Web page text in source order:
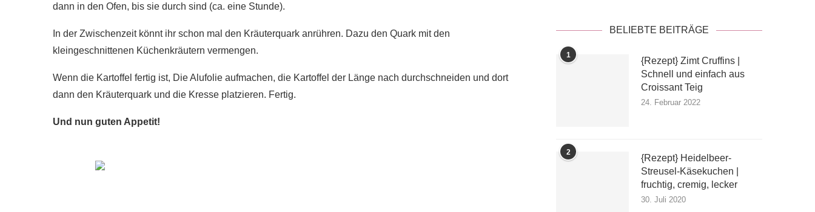
dann in den Ofen, bis sie durch sind (ca. eine Stunde).
In der Zwischenzeit könnt ihr schon mal den Kräuterquark anrühren. Dazu den Quark mit den
kleingeschnittenen Küchenkräutern vermengen.
Wenn die Kartoffel fertig ist, Die Alufolie aufmachen, die Kartoffel der Länge nach durchschneiden und dort
dann den Kräuterquark und die Kresse platzieren. Fertig.
Und nun guten Appetit!
BELIEBTE BEITRÄGE
1
{Rezept} Zimt Cruffins |
Schnell und einfach aus
Croissant Teig
24. Februar 2022
2
{Rezept} Heidelbeer-
Streusel-Käsekuchen |
fruchtig, cremig, lecker
30. Juli 2020